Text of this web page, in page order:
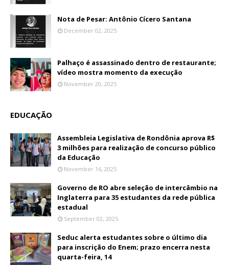
Nota de Pesar: Antônio Cícero Santana
December 02, 2025
Palhaço é assassinado dentro de restaurante;
vídeo mostra momento da execução
November 20, 2025
EDUCAÇÃO
Assembleia Legislativa de Rondônia aprova R$
3 milhões para realização de concurso público
da Educação
November 16, 2025
Governo de RO abre seleção de intercâmbio na
Inglaterra para 35 estudantes da rede pública
estadual
September 02, 2025
Seduc alerta estudantes sobre o último dia
para inscrição do Enem; prazo encerra nesta
quarta-feira, 14